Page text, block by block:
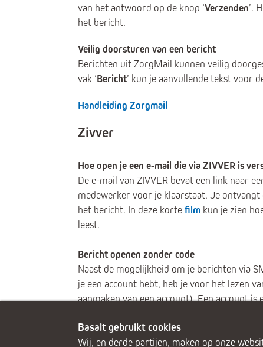
van het antwoord op de knop ‘Verzenden’.
het bericht.
Veilig doorsturen van een bericht
Berichten uit ZorgMail kunnen veilig
vak ‘Bericht’ kun je aanvullende tekst voor
Handleiding Zorgmail
Zivver
Hoe open je een e-mail die via ZIVVER is
De e-mail van ZIVVER bevat een link naar
medewerker voor je klaarstaat. Je
het bericht. In deze kortefilm kun je zien
leest.
Bericht openen zonder code
Naast de mogelijkheid om je berichten via
je een account hebt, heb je voor het lezen
aanmaken van een account). Een account
Basalt gebruikt cookies
Wij, en derde partijen, maken op onze